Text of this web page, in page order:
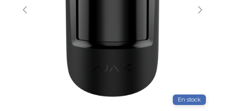
En stock